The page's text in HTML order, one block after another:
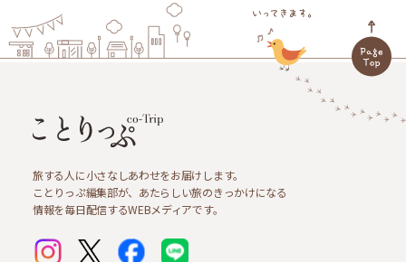
旅する人に小さなしあわせをお届けします。
ことりっぷ編集部が、あたらしい旅のきっかけになる
情報を毎日配信するWEBメディアです。